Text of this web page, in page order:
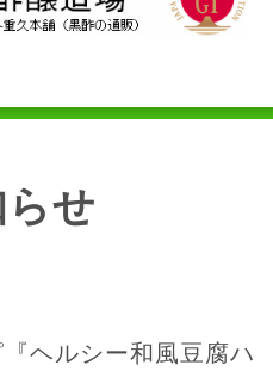
せ
ヘルシー和風豆腐ハ